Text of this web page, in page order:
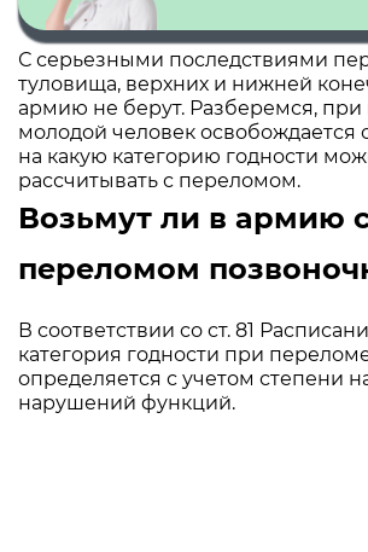
С серьезными последствиями
туловища, верхних и нижней
армию не берут. Разберемся, при
молодой человек освобождается
на какую категорию годности
рассчитывать с переломом.
Возьмут ли в армию
переломом
В соответствии со ст. 81
категория годности при
определяется с учетом степени
нарушений функций.